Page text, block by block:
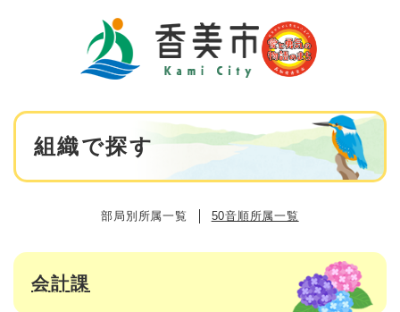
本
組織で探す
部局別所属一覧 50音順所属一覧
会計課